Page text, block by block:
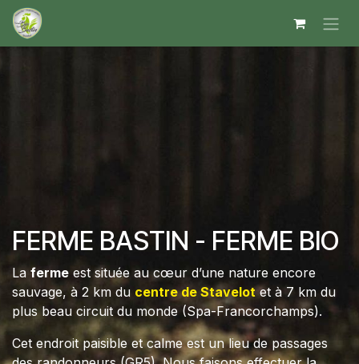
Se rendre au contenu
FERME BASTIN - FERME BIO
Laferme est située au cœur d’une nature encore
sauvage, à 2 km du centre de Stavelot et à 7 km du
plus beau circuit du monde (Spa-Francorchamps).
Cet endroit paisible et calme est un lieu de passages